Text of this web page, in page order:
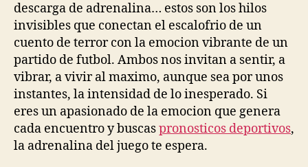
descarga de adrenalina… estos son los hilos
invisibles que conectan el escalofrio de un
cuento de terror con la emocion vibrante de un
partido de futbol. Ambos nos invitan a sentir, a
vibrar, a vivir al maximo, aunque sea por unos
instantes, la intensidad de lo inesperado. Si
eres un apasionado de la emocion que genera
cada encuentro y buscaspronosticos deportivos,
la adrenalina del juego te espera.